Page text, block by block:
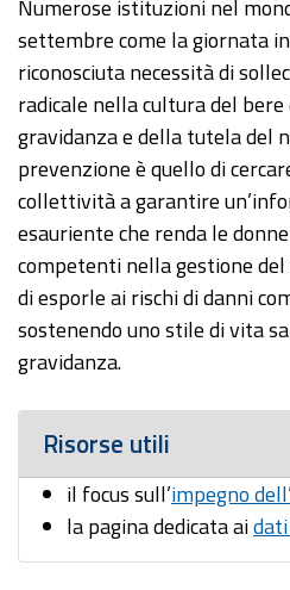
Numerose istituzioni nel
settembre come la giornata
riconosciuta necessità di
radicale nella cultura del
gravidanza e della tutela del
prevenzione è quello di
collettività a garantire
esauriente che renda le
competenti nella gestione
di esporle ai rischi di danni
sostenendo uno stile di vita
gravidanza.
Risorse utili
il focus sull’impegno
la pagina dedicata ai